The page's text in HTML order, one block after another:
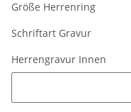
Größe Herrenring
Schriftart Gravur
Herrengravur Innen